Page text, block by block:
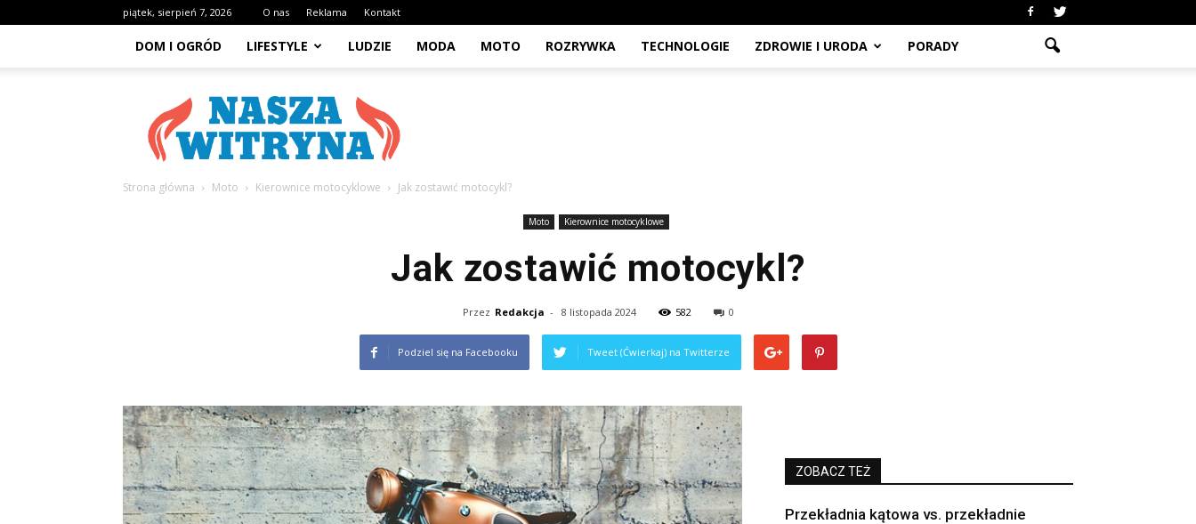
piątek, sierpień 7, 2026 O nas Reklama Kontakt
DOM I OGRÓD LIFESTYLE LUDZIE MODA MOTO ROZRYWKA TECHNOLOGIE ZDROWIE I URODA PORADY
NaszaWitryna.pl
Strona główna Moto Kierownice motocyklowe Jak zostawić motocykl?
Moto Kierownice motocyklowe
Jak zostawić motocykl?
Przez Redakcja - 8 listopada 2024 582 0
Podziel się na Facebooku Tweet (Ćwierkaj) na Twitterze
ZOBACZ TEŻ
Przekładnia kątowa vs. przekładnie